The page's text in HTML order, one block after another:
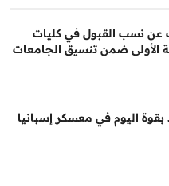
عن نسب القبول في كليات
الأولى ضمن تنسيق الجامعات
بقوة اليوم في معسكر إسبانيا